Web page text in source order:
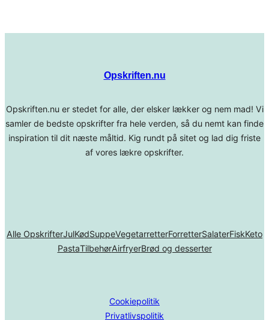
Opskriften.nu
Opskriften.nu er stedet for alle, der elsker lækker og nem mad! Vi
samler de bedste opskrifter fra hele verden, så du nemt kan finde
inspiration til dit næste måltid. Kig rundt på sitet og lad dig friste
af vores lækre opskrifter.
Alle OpskrifterJulKødSuppeVegetarretterForretterSalaterFiskKeto
PastaTilbehørAirfryerBrød og desserter
Cookiepolitik
Privatlivspolitik